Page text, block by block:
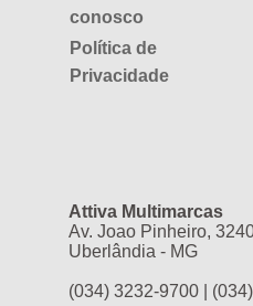
conosco
Política de
Privacidade
Attiva Multimarcas
Av. Joao Pinheiro,
Uberlândia - MG
(034) 3232-9700 |